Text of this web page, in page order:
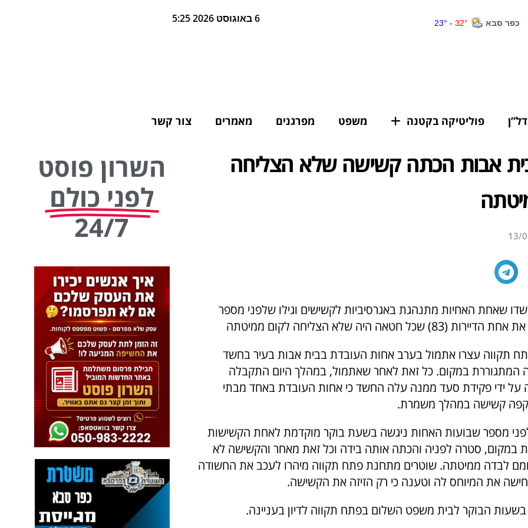
6 באוגוסט 2026 5:25
פוליטיקה בקטנה משפט מפרגנים מאמרים צור קשר
אבות הכתה קשישה שלא הצליחה
13/
שאחת האחיות מתנהגת באגרסיביות לקשישים וגילו שלפני מספר
חטאה היה שלא הצליחה לקום ממיטתה
תקווה עצרו אתמול בערב אחות העובדת בבית אבות בעיר בחשד
במקום. כל זאת לאחר שאתמול, במהלך היום התקבלה
על ידי פקידת סעד ממנה עלה החשד כי אחות העובדת באחד מבתי
קשישה במהלך משמרת.
מספר שבועות האחות ניגשה בשעת בוקר מוקדמת לאחת הקשישות
במקום, סטרה לפניה והכתה אותה בידה וכל זאת מאחר והקשישה לא
לבדה ממיטתה. שוטרים מתחנת פתח תקווה מיהרו לעכב את החשודה
את המיוחס לה וטענה כי רק הזיזה את הקשישה.
הבוקר לבית משפט השלום בפתח תקווה לדיון בעניינה.
השרון פוסט
לפני כולם
24/7